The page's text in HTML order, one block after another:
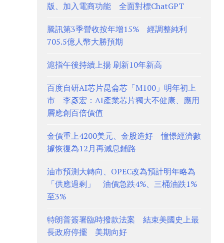
版、加入電商功能 全面對標ChatGPT
騰訊第3季營收按年增15% 經調整純利
705.5億人幣大勝預期
滬指午後持續上揚 刷新10年新高
百度自研AI芯片昆侖芯「M100」明年初上
市 李彥宏：AI產業芯片獨大不健康、應用
層應創百倍價值
金價重上4200美元、金股造好 憧憬經濟數
據恢復為12月再減息鋪路
油市預測大轉向、OPEC改為預計明年略為
「供應過剩」 油價急跌4%、三桶油跌1%
至3%
特朗普簽署臨時撥款法案 結束美國史上最
長政府停擺 美期向好